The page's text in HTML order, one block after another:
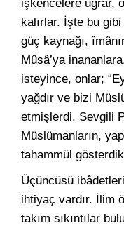
işkencelere uğrar,
kalırlar. İşte bu
güç kaynağı,
Mûsâ’ya
isteyince, onlar;
yağdır ve bizi
etmişlerdi. Sevgili
Müslümanların,
tahammül
Üçüncüsü
ihtiyaç vardır. İlim
takım sıkıntılar